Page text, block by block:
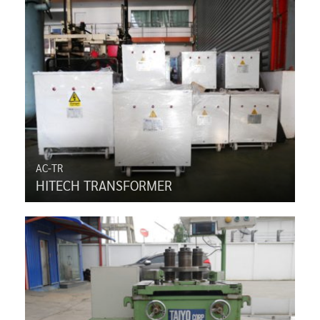
AC-TR
HITECH TRANSFORMER